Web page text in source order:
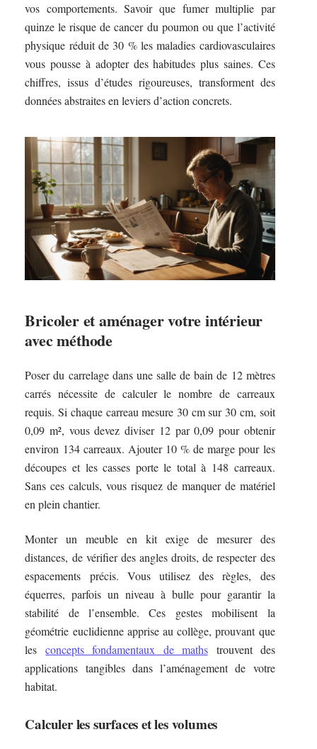
vos comportements. Savoir que fumer multiplie par
quinze le risque de cancer du poumon ou que l’activité
physique réduit de 30 % les maladies cardiovasculaires
vous pousse à adopter des habitudes plus saines. Ces
chiffres, issus d’études rigoureuses, transforment des
données abstraites en leviers d’action concrets.
Bricoler et aménager votre intérieur
avec méthode
Poser du carrelage dans une salle de bain de 12 mètres
carrés nécessite de calculer le nombre de carreaux
requis. Si chaque carreau mesure 30 cm sur 30 cm, soit
0,09 m², vous devez diviser 12 par 0,09 pour obtenir
environ 134 carreaux. Ajouter 10 % de marge pour les
découpes et les casses porte le total à 148 carreaux.
Sans ces calculs, vous risquez de manquer de matériel
en plein chantier.
Monter un meuble en kit exige de mesurer des
distances, de vérifier des angles droits, de respecter des
espacements précis. Vous utilisez des règles, des
équerres, parfois un niveau à bulle pour garantir la
stabilité de l’ensemble. Ces gestes mobilisent la
géométrie euclidienne apprise au collège, prouvant que
lesconcepts fondamentaux de mathstrouvent des
applications tangibles dans l’aménagement de votre
habitat.
Calculer les surfaces et les volumes